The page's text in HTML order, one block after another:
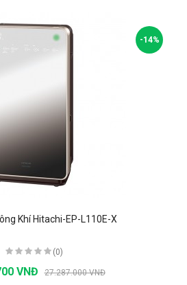
-14%
Khí Hitachi-EP-L110E-X
(0)
VNĐ 27.287.000 VNĐ